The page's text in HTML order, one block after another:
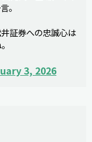
。
証券への忠誠心は
3, 2026